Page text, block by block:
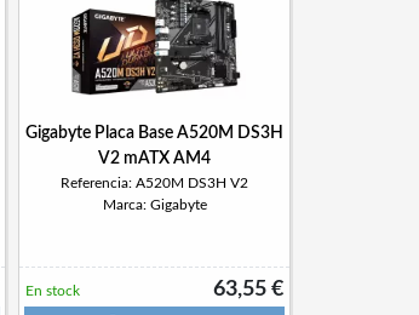
Gigabyte Placa Base A520M DS3H
V2 mATX AM4
Referencia: A520M DS3H V2
Marca: Gigabyte
63,55 €
En stock